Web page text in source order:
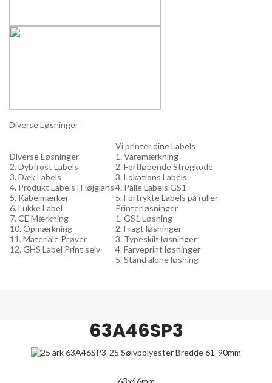
Diverse Løsninger
Diverse Løsninger
2. Dybfrost Labels
3. Dæk Labels
4. Produkt Labels i Højglans
5. Kabelmærker
6. Lukke Label
7. CE Mærkning
10. Opmærkning
11. Materiale Prøver
12. GHS Label Print selv
Vi printer dine Labels
1. Varemærkning
2. Fortløbende Stregkode
3. Lokations Labels
4. Palle Labels GS1
5. Fortrykte Labels på ruller
Printerløsninger
1. GS1 Løsning
2. Fragt løsninger
3. Typeskilt løsninger
4. Farveprint løsninger
5. Stand alone løsning
63A46SP3
63x46mm